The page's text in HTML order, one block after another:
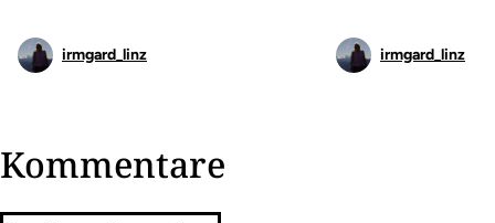
irmgard_linz irmgard_linz
Kommentare